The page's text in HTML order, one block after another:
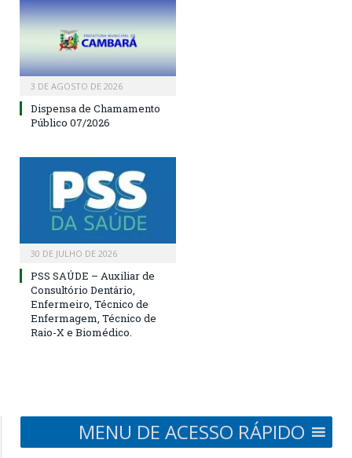
3 DE AGOSTO DE 2026
Dispensa de Chamamento
Público 07/2026
30 DE JULHO DE 2026
PSS SAÚDE – Auxiliar de
Consultório Dentário,
Enfermeiro, Técnico de
Enfermagem, Técnico de
Raio-X e Biomédico.
MENU DE ACESSO RÁPIDO